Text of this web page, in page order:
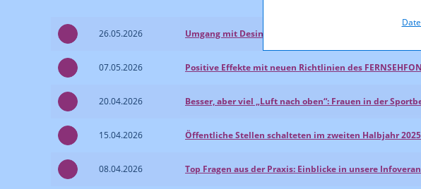
26.05.2026 Umgang mit Desinformation: Zwischen
07.05.2026 Positive Effekte mit neuen Richtlinien des
20.04.2026 Besser, aber viel „Luft nach oben“: Frauen in der
15.04.2026 Öffentliche Stellen schalteten im zweiten Halbjahr
08.04.2026 Top Fragen aus der Praxis: Einblicke in unsere